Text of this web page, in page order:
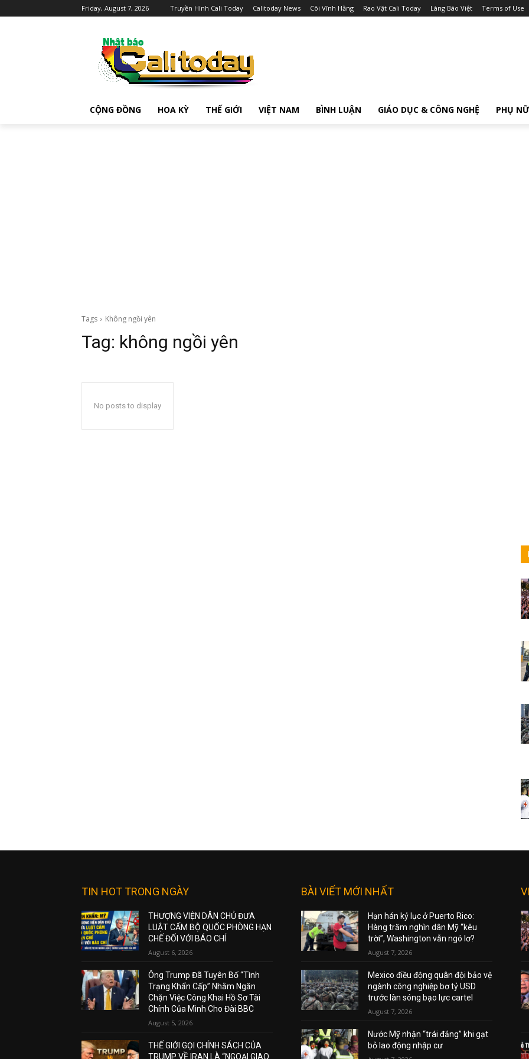
Friday, August 7, 2026 Truyền Hình Cali Today Calitoday News Cõi Vĩnh Hằng Rao Vặt Cali Today Làng Báo Việt Terms of Use
CỘNG ĐỒNG HOA KỲ THẾ GIỚI VIỆT NAM BÌNH LUẬN GIÁO DỤC & CÔNG NGHỆ PHỤ NỮ
Tags Không ngồi yên
Tag: không ngồi yên
No posts to display
TIN HOT TRONG NGÀY
THƯỢNG VIỆN DÂN CHỦ ĐƯA
LUẬT CẤM BỘ QUỐC PHÒNG HẠN
CHẾ ĐỐI VỚI BÁO CHÍ
August 6, 2026
Ông Trump Đã Tuyên Bố “Tình
Trạng Khẩn Cấp” Nhằm Ngăn
Chặn Việc Công Khai Hồ Sơ Tài
Chính Của Mình Cho Đài BBC
August 5, 2026
THẾ GIỚI GỌI CHÍNH SÁCH CỦA
TRUMP VỀ IRAN LÀ “NGOẠI GIAO
BÀI VIẾT MỚI NHẤT
Hạn hán kỷ lục ở Puerto Rico:
Hàng trăm nghìn dân Mỹ “kêu
trời”, Washington vẫn ngó lơ?
August 7, 2026
Mexico điều động quân đội bảo vệ
ngành công nghiệp bơ tỷ USD
trước làn sóng bạo lực cartel
August 7, 2026
Nước Mỹ nhận “trái đắng” khi gạt
bỏ lao động nhập cư